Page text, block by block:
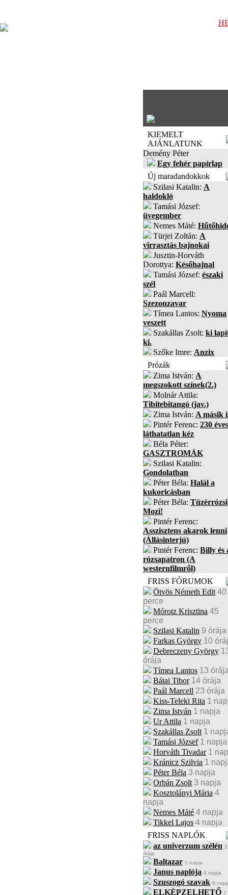
KIEMELT
AJÁNLATUNK
Demény Péter
Egy fehér papírlap
Új maradandokkok
Szilasi Katalin: A
haldokló
Tamási József:
üvegember
Nemes Máté:
Türjei Zoltán: A
virrasztás bajnokai
Jusztin-Horváth
Dorottya: Későhajnal
Tamási József: északi
szél
Paál Marcell:
Szezonzavar
Tímea Lantos: Nyoma
veszett
Szakállas Zsolt: ki
ki.
Szőke Imre: Anzix
Prózák
Zima István: A
megszokott színek(2.)
Molnár Attila:
Tibitebitangó (jav.)
Zima István: A másik
Pintér Ferenc: 230
láthatatlan kéz
Béla Péter:
GASZTROMÁK
Szilasi Katalin:
Gondolatban
Péter Béla: Halál a
kukoricásban
Péter Béla:
Mozi!
Pintér Ferenc:
Asszisztens akarok lenni
(Állásinterjú)
Pintér Ferenc: Billy és
rózsapatron (A
westernfilmről)
FRISS FÓRUMOK
Ötvös Németh Edit 40
perce
Mórotz Krisztina 45
perce
Szilasi Katalin 9 órája
Farkas György 10
Debreczeny György
órája
Tímea Lantos 13 órája
Bátai Tibor 14 órája
Paál Marcell 23 órája
Kiss-Teleki Rita 1
Zima István 1 napja
Ur Attila 1 napja
Szakállas Zsolt 1
Tamási József 1 napja
Horváth Tivadar 1
Kránicz Szilvia 1
Péter Béla 3 napja
Orbán Zsolt 3 napja
Kosztolányi Mária 4
napja
Nemes Máté 4 napja
Tikkel Lajos 4 napja
FRISS NAPLÓK
az univerzum szélén
órája
Baltazar 1 napja
Janus naplója 4 napja
Szuszogó szavak 6
ELKÉPZELHETŐ 7